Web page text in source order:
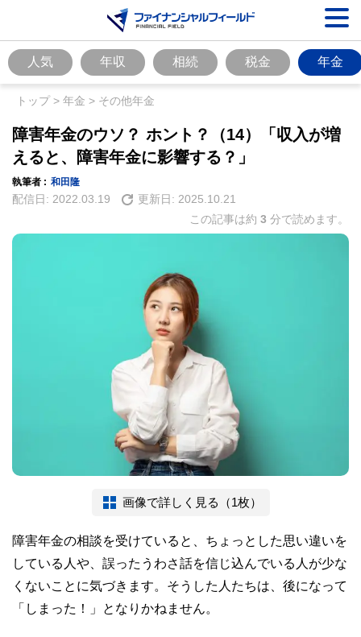
人気 年収 相続 税金 年金
トップ> 年金 > その他年金
障害年金のウソ？ ホント？（14）「収入が増
えると、障害年金に影響する？」
執筆者 : 和田隆
配信日: 2022.03.19 更新日: 2025.10.21
この記事は約 3 分で読めます。
画像で詳しく見る（1枚）
障害年金の相談を受けていると、ちょっとした思い違いを
している人や、誤ったうわさ話を信じ込んでいる人が少な
くないことに気づきます。そうした人たちは、後になって
「しまった！」となりかねません。